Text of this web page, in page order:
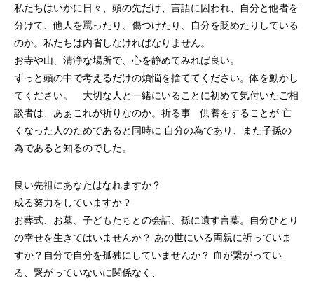
私たちはいかに日々、頭の先だけ、言語に囚われ、自分と他者を
分けて、他人を罵ったり、傷つけたり、自分を貶めたりしている
のか。私たちは内省しなければなりません。
お寺や山、清浄な場所で、心を静めてみれば良い。
ずっと頭の中で考えるだけの煩悩を捨ててください。体を動かし
てください。 大切な人と一緒にいることに初めて気付いたご相
談者は、あぁこれが祈りなのか。祈る事 供養をすることが 亡
くなった人のためであると同時に 自分の為であり、また子孫の
為であると知るのでした。
良い先祖にあなたはなれますか？
成る努力をしていますか？
お葬式、お墓、子どもたちとの会話、孫に遺す言葉。自分ひとり
の幸せを生きてはいませんか？ あの世にいる両親に祈っていま
すか？自分で自分を孤独にしていませんか？ 血が繋がってい
る、繋がっていないに関係なく、